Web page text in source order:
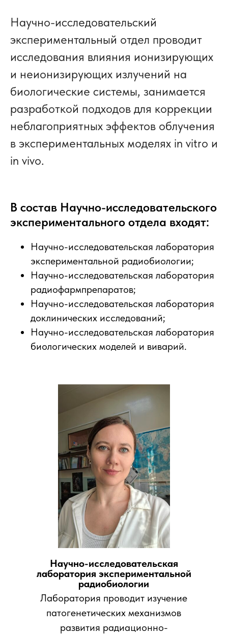
Научно-исследовательский
экспериментальный отдел проводит
исследования влияния ионизирующих
и неионизирующих излучений на
биологические системы, занимается
разработкой подходов для коррекции
неблагоприятных эффектов облучения
в экспериментальных моделях in vitro и
in vivo.
В состав Научно-исследовательского
экспериментального отдела входят:
Научно-исследовательская лаборатория
экспериментальной радиобиологии;
Научно-исследовательская лаборатория
радиофармпрепаратов;
Научно-исследовательская лаборатория
доклинических исследований;
Научно-исследовательская лаборатория
биологических моделей и виварий.
Научно-исследовательская
лаборатория экспериментальной
радиобиологии
Лаборатория проводит изучение
патогенетических механизмов
развития радиационно-